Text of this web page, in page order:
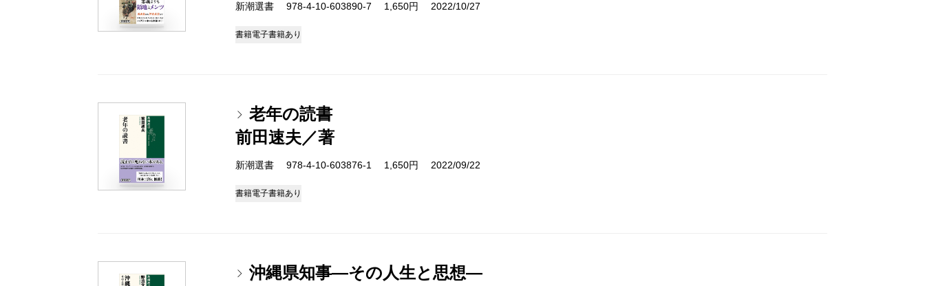
新潮選書 978-4-10-603890-7 1,650円 2022/10/27
書籍電子書籍あり
老年の読書
前田速夫／著
新潮選書 978-4-10-603876-1 1,650円 2022/09/22
書籍電子書籍あり
沖縄県知事―その人生と思想―